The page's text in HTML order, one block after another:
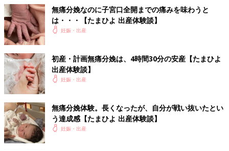
無痛分娩なのに子宮口全開までの痛みを味わうと
は・・・【たまひよ 出産体験談】
妊娠・出産
初産・計画無痛分娩は、4時間30分の安産【たまひよ
出産体験談】
妊娠・出産
無痛分娩体験。長くなったが、自分が戦い抜いたとい
う達成感【たまひよ 出産体験談】
妊娠・出産